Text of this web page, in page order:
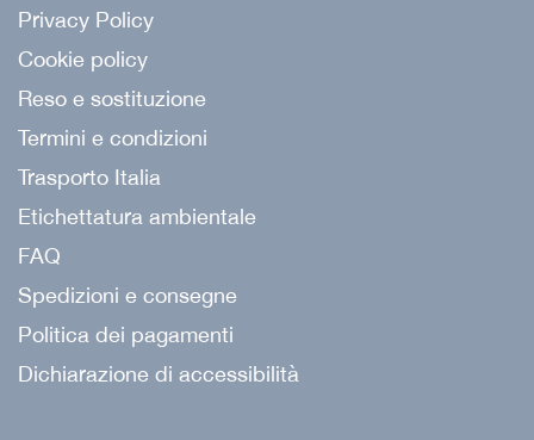
Privacy Policy
Cookie policy
Reso e sostituzione
Termini e condizioni
Trasporto Italia
Etichettatura ambientale
FAQ
Spedizioni e consegne
Politica dei pagamenti
Dichiarazione di accessibilità